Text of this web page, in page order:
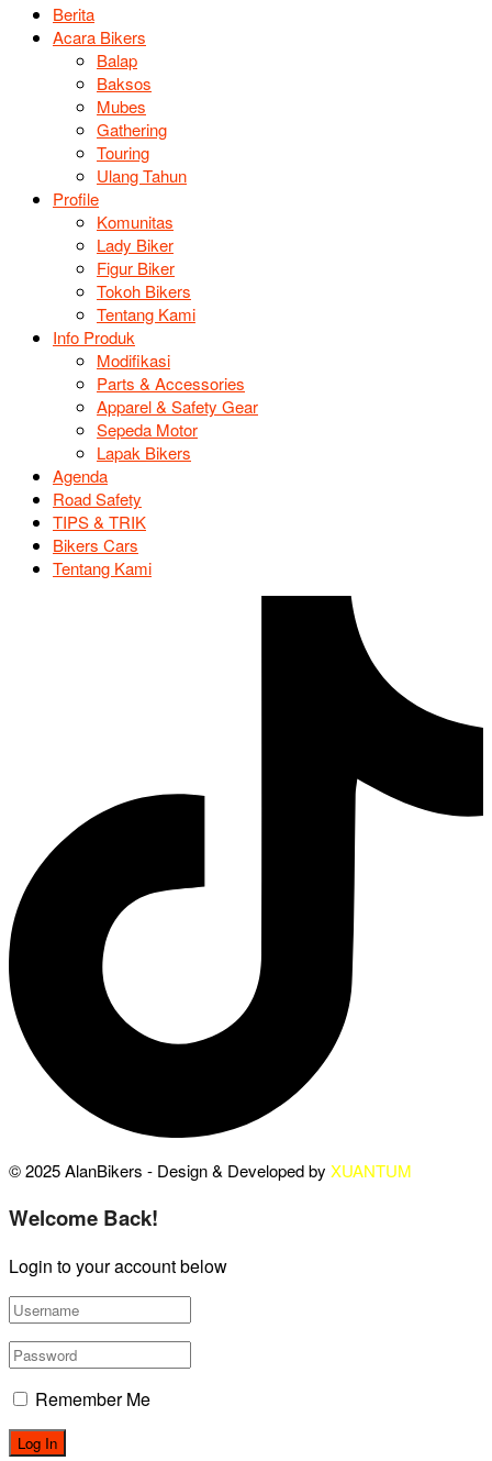
Berita
Acara Bikers
Balap
Baksos
Mubes
Gathering
Touring
Ulang Tahun
Profile
Komunitas
Lady Biker
Figur Biker
Tokoh Bikers
Tentang Kami
Info Produk
Modifikasi
Parts & Accessories
Apparel & Safety Gear
Sepeda Motor
Lapak Bikers
Agenda
Road Safety
TIPS & TRIK
Bikers Cars
Tentang Kami
© 2025 AlanBikers - Design & Developed by XUANTUM
Welcome Back!
Login to your account below
Remember Me